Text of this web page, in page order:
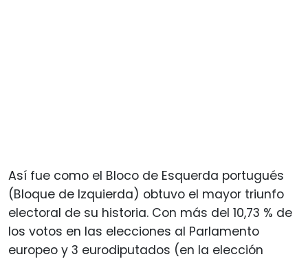
Así fue como el Bloco de Esquerda portugués
(Bloque de Izquierda) obtuvo el mayor triunfo
electoral de su historia. Con más del 10,73 % de
los votos en las elecciones al Parlamento
europeo y 3 eurodiputados (en la elección